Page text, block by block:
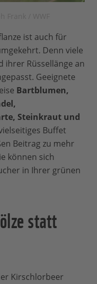
ist auch für
Denn viele
ihrer Rüssellänge an
Geeignete
Bartblumen,
Steinkraut und
Buffet
Beitrag zu mehr
können sich
in Ihrer grünen
statt
Kirschlorbeer